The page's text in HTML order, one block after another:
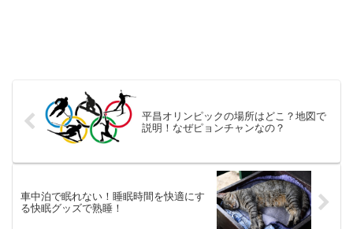
平昌オリンピックの場所はどこ？地図で
説明！なぜピョンチャンなの？
車中泊で眠れない！睡眠時間を快適にす
る快眠グッズで熟睡！